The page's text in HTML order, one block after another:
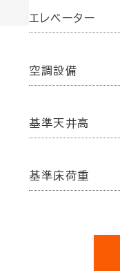
エレベーター
空調設備
基準天井高
基準床荷重